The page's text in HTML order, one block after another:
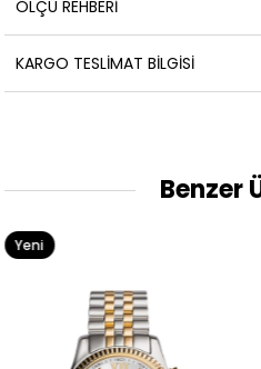
ÖLÇÜ REHBERI
KARGO TESLIMAT BILGISI
Benzer